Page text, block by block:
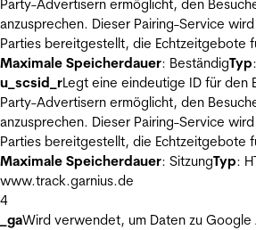
Party-Advertisern ermöglicht, den
anzusprechen. Dieser Pairing-Service
Parties bereitgestellt, die Echtzeitgebote
Maximale Speicherdauer: BeständigTyp
u_scsid_rLegt eine eindeutige ID für den
Party-Advertisern ermöglicht, den
anzusprechen. Dieser Pairing-Service
Parties bereitgestellt, die Echtzeitgebote
Maximale Speicherdauer: SitzungTyp:
www.track.garnius.de
4
_gaWird verwendet, um Daten zu